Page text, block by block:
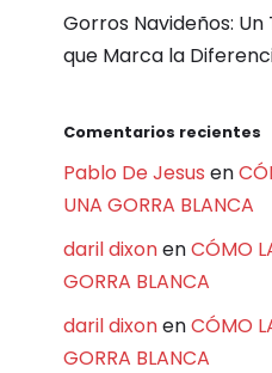
Gorros Navideños: Un
que Marca la
Comentarios recientes
Pablo De Jesus en
UNA GORRA BLANCA
daril dixonenCÓMO
GORRA BLANCA
daril dixonenCÓMO
GORRA BLANCA